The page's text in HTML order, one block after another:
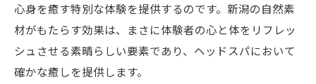
心身を癒す特別な体験を提供するのです。新潟の自然素
材がもたらす効果は、まさに体験者の心と体をリフレッ
シュさせる素晴らしい要素であり、ヘッドスパにおいて
確かな癒しを提供します。